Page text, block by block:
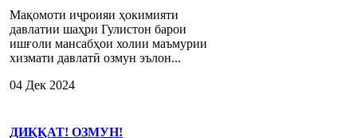
Мақомоти иҷроияи ҳокимияти
давлатии шаҳри Гулистон барои
ишғоли мансабҳои холии маъмурии
хизмати давлатӣ озмун эълон...
04 Дек 2024
ДИҚҚАТ! ОЗМУН!